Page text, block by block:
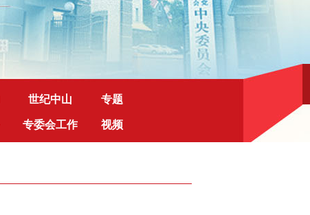
世纪中山 专题
专委会工作 视频